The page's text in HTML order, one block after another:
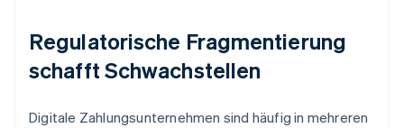
Regulatorische Fragmentierung
schafft Schwachstellen
Digitale Zahlungsunternehmen sind häufig in mehreren